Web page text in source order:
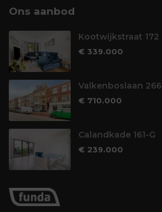
Ons aanbod
Kootwijkstraat 172
€ 339.000
Valkenboslaan 266
€ 710.000
Calandkade 161-G
€ 239.000